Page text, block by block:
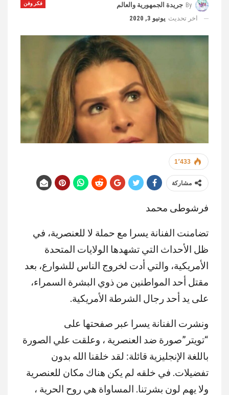
فكر وفن By جريدة الجمهورية والعالم
اخر تحديث يونيو 3, 2020
1٬433
مشاركة
فرشوطى محمد
تضامنت الفنانة يسرا مع حملة لا للعنصرية، في
ظل الأحداث التي تشهدها الولايات المتحدة
الأمريكية، والتي أدت لخروج الناس للشوارع، بعد
مقتل أحد المواطنين من ذوي البشرة السمراء،
على يد أحد رجال الشرطة الأمريكية.
ونشرت الفنانة يسرا عبر صفحتها على
“تويتر”صورة ضد العنصرية ، وعلقت علي الصورة
باللغة الإنجليزية قائلة: لقد خلقنا الله بدون
تفضيلات. في خلقه لم يكن هناك مكان للعنصرية
ولا يهم لون بشرتنا. المساواة هي روح الحرية ،